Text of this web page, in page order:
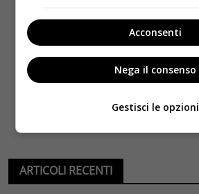
ARTICOLI RECENTI
Acconsenti
Nega il consenso
Gestisci le opzioni